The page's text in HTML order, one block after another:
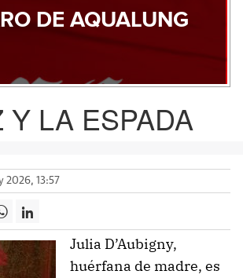
DE AQUALUNG
Y LA ESPADA
2026, 13:57
Julia D’Aubigny,
huérfana de madre, es